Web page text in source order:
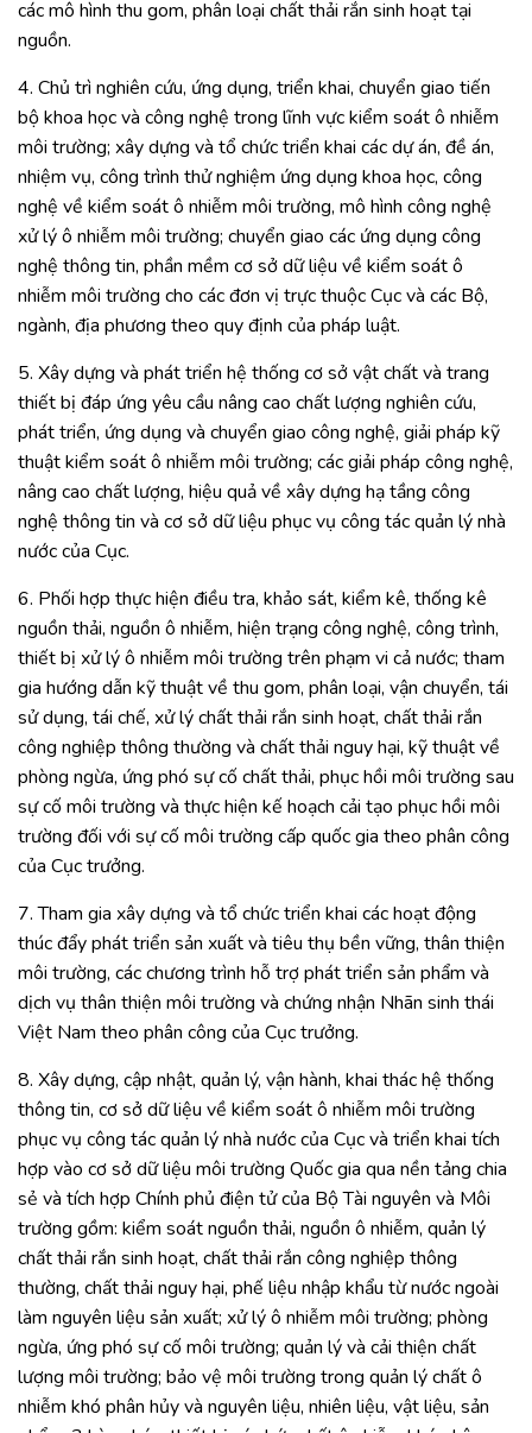
các mô hình thu gom, phân loại chất thải rắn sinh hoạt tại
nguồn.
4. Chủ trì nghiên cứu, ứng dụng, triển khai, chuyển giao tiến
bộ khoa học và công nghệ trong lĩnh vực kiểm soát ô nhiễm
môi trường; xây dựng và tổ chức triển khai các dự án, đề án,
nhiệm vụ, công trình thử nghiệm ứng dụng khoa học, công
nghệ về kiểm soát ô nhiễm môi trường, mô hình công nghệ
xử lý ô nhiễm môi trường; chuyển giao các ứng dụng công
nghệ thông tin, phần mềm cơ sở dữ liệu về kiểm soát ô
nhiễm môi trường cho các đơn vị trực thuộc Cục và các Bộ,
ngành, địa phương theo quy định của pháp luật.
5. Xây dựng và phát triển hệ thống cơ sở vật chất và trang
thiết bị đáp ứng yêu cầu nâng cao chất lượng nghiên cứu,
phát triển, ứng dụng và chuyển giao công nghệ, giải pháp kỹ
thuật kiểm soát ô nhiễm môi trường; các giải pháp công nghệ,
nâng cao chất lượng, hiệu quả về xây dựng hạ tầng công
nghệ thông tin và cơ sở dữ liệu phục vụ công tác quản lý nhà
nước của Cục.
6. Phối hợp thực hiện điều tra, khảo sát, kiểm kê, thống kê
nguồn thải, nguồn ô nhiễm, hiện trạng công nghệ, công trình,
thiết bị xử lý ô nhiễm môi trường trên phạm vi cả nước; tham
gia hướng dẫn kỹ thuật về thu gom, phân loại, vận chuyển, tái
sử dụng, tái chế, xử lý chất thải rắn sinh hoạt, chất thải rắn
công nghiệp thông thường và chất thải nguy hại, kỹ thuật về
phòng ngừa, ứng phó sự cố chất thải, phục hồi môi trường sau
sự cố môi trường và thực hiện kế hoạch cải tạo phục hồi môi
trường đối với sự cố môi trường cấp quốc gia theo phân công
của Cục trưởng.
7. Tham gia xây dựng và tổ chức triển khai các hoạt động
thúc đẩy phát triển sản xuất và tiêu thụ bền vững, thân thiện
môi trường, các chương trình hỗ trợ phát triển sản phẩm và
dịch vụ thân thiện môi trường và chứng nhận Nhãn sinh thái
Việt Nam theo phân công của Cục trưởng.
8. Xây dựng, cập nhật, quản lý, vận hành, khai thác hệ thống
thông tin, cơ sở dữ liệu về kiểm soát ô nhiễm môi trường
phục vụ công tác quản lý nhà nước của Cục và triển khai tích
hợp vào cơ sở dữ liệu môi trường Quốc gia qua nền tảng chia
sẻ và tích hợp Chính phủ điện tử của Bộ Tài nguyên và Môi
trường gồm: kiểm soát nguồn thải, nguồn ô nhiễm, quản lý
chất thải rắn sinh hoạt, chất thải rắn công nghiệp thông
thường, chất thải nguy hại, phế liệu nhập khẩu từ nước ngoài
làm nguyên liệu sản xuất; xử lý ô nhiễm môi trường; phòng
ngừa, ứng phó sự cố môi trường; quản lý và cải thiện chất
lượng môi trường; bảo vệ môi trường trong quản lý chất ô
nhiễm khó phân hủy và nguyên liệu, nhiên liệu, vật liệu, sản